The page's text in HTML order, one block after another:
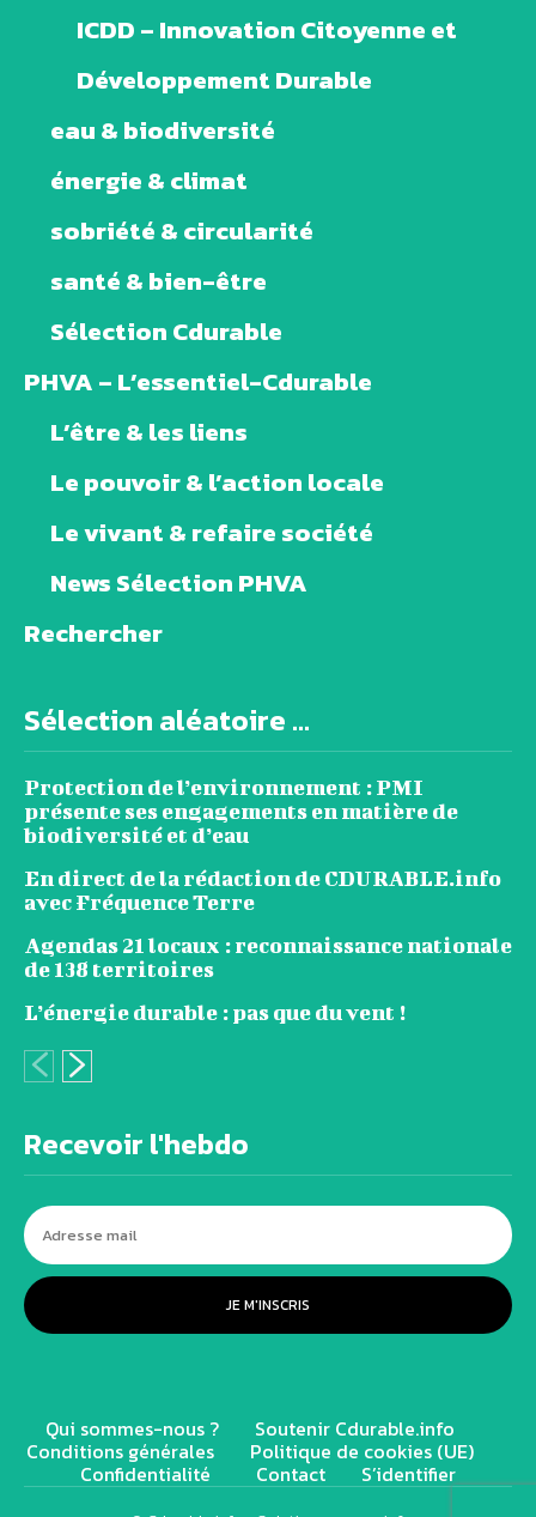
ICDD – Innovation Citoyenne et
Développement Durable
eau & biodiversité
énergie & climat
sobriété & circularité
santé & bien-être
Sélection Cdurable
PHVA – L’essentiel-Cdurable
L’être & les liens
Le pouvoir & l’action locale
Le vivant & refaire société
News Sélection PHVA
Rechercher
Sélection aléatoire ...
Protection de l’environnement : PMI
présente ses engagements en matière de
biodiversité et d’eau
En direct de la rédaction de CDURABLE.info
avec Fréquence Terre
Agendas 21 locaux : reconnaissance nationale
de 138 territoires
L’énergie durable : pas que du vent !
Recevoir l'hebdo
JE M'INSCRIS
Qui sommes-nous ? Soutenir Cdurable.info
Conditions générales Politique de cookies (UE)
Confidentialité Contact S’identifier